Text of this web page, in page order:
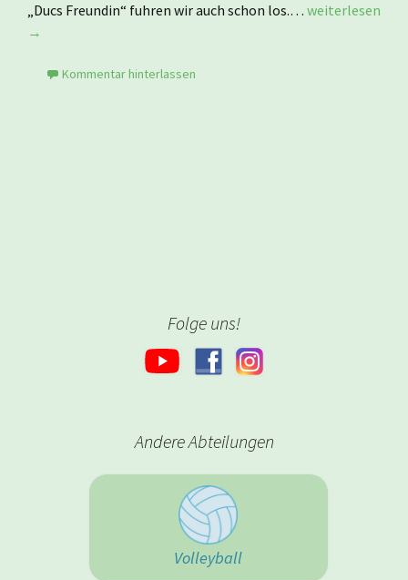
„Ducs Freundin“ fuhren wir auch schon los.… weiterlesen
→
Kommentar hinterlassen
Folge uns!
Andere Abteilungen
Volleyball